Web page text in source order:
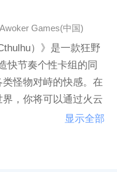
Games(中国)
）》是一款狂野
快节奏个性卡组的同
怪物对峙的快感。在
，你将可以通过火云
的疯狂魔法*。快使用
显示全部